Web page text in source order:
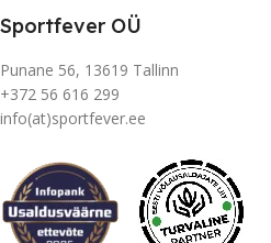
Sportfever OÜ
Punane 56, 13619 Tallinn
+372 56 616 299
info(at)sportfever.ee